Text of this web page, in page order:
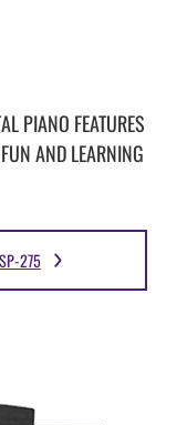
PIANO FEATURES
AND LEARNING
275